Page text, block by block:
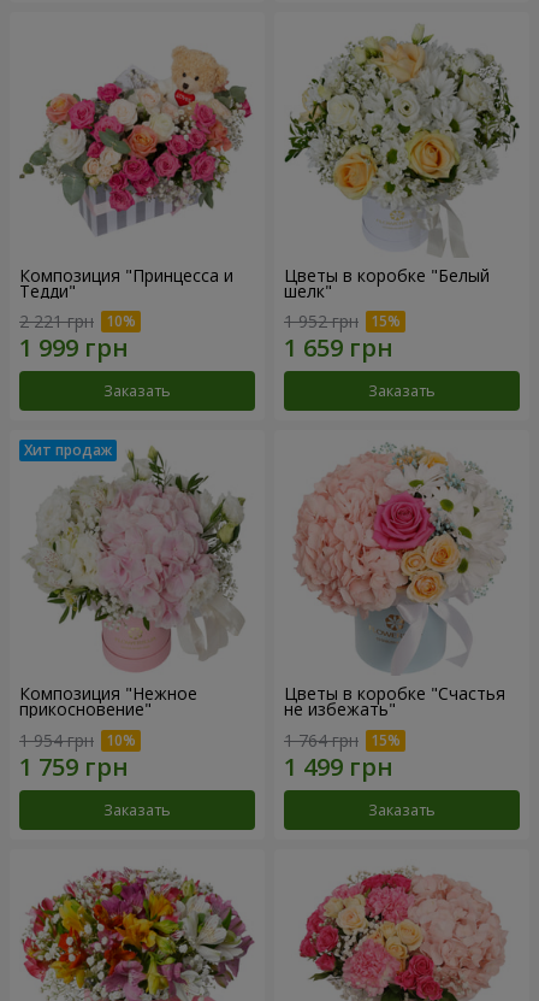
Композиция "Принцесса и
Тедди"
2 221 грн
Заказать
Цветы в коробке "Белый
шелк"
1 952 грн
Заказать
Композиция "Нежное
прикосновение"
1 954 грн
Заказать
Цветы в коробке "Счастья
не избежать"
1 764 грн
Заказать